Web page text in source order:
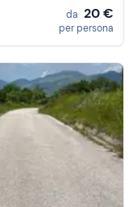
da 20 €
per persona